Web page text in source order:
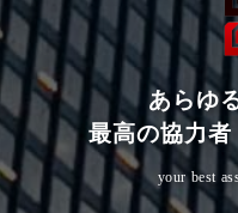
あらゆ
最高の協力者
your best